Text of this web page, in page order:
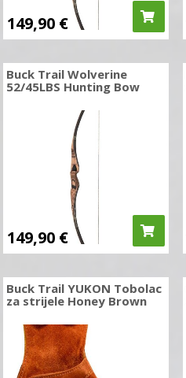
149,90 €
Buck Trail Wolverine
52/45LBS Hunting Bow
149,90 €
Buck Trail YUKON Tobolac
za strijele Honey Brown